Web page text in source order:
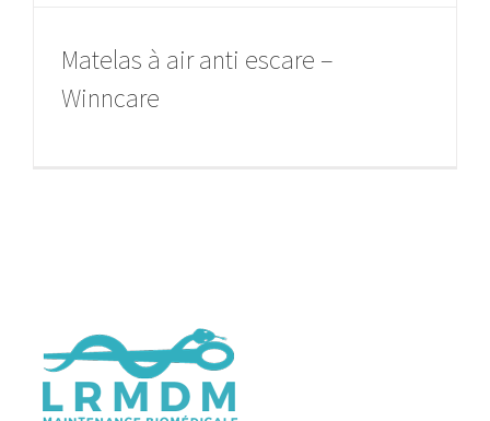
Matelas à air anti escare –
Winncare